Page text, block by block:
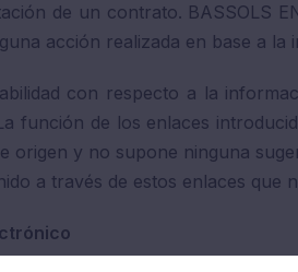
de un contrato. BASSOLS
acción realizada en base a la
con respecto a la
función de los enlaces
y no supone ninguna
a través de estos enlaces